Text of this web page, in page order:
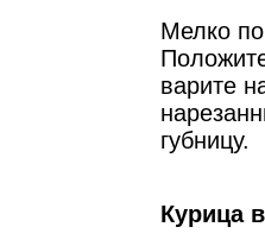
Мелко
варите
губницу.
Курица